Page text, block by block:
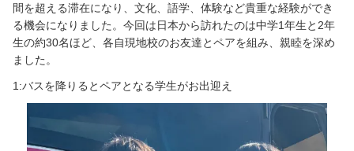
観光・カルチャー
レンタカー・送迎サービス
スパ・マッサージ
短期留学・ホームステイ・英会話
間を超える滞在になり、文化、語学、体験など貴重な経験ができ
る機会になりました。今回は日本から訪れたのは中学1年生と2年
生の約30名ほど、各自現地校のお友達とペアを組み、親睦を深め
ました。
1:バスを降りるとペアとなる学生がお出迎え